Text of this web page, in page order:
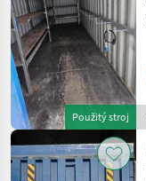
Použitý stroj